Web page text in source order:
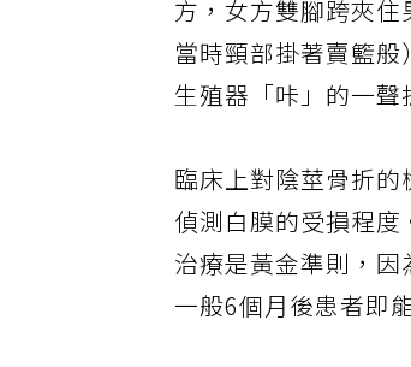
方，女方雙腳跨夾
當時頸部掛著賣籃
生殖器「咔」的一聲
臨床上對陰莖骨折
偵測白膜的受損程
治療是黃金準則，因
一般6個月後患者即